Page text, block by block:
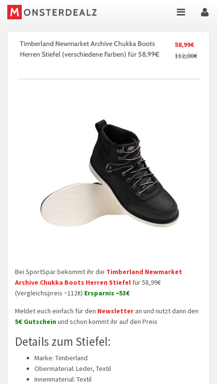
58,99€
112,00€
Timberland Newmarket Archive Chukka Boots
Herren Stiefel (verschiedene Farben) für 58,99€
Bei SportSpar bekommt ihr die Timberland Newmarket
Archive Chukka Boots Herren Stiefel für 58,99€
(Vergleichspreis ~112€) Ersparnis ~53€
Meldet euch einfach für den Newsletter an und nutzt dann den
5€ Gutscheinund schon kommt ihr auf den Preis
Details zum Stiefel:
Marke: Timberland
Obermaterial: Leder, Textil
Innenmaterial: Textil